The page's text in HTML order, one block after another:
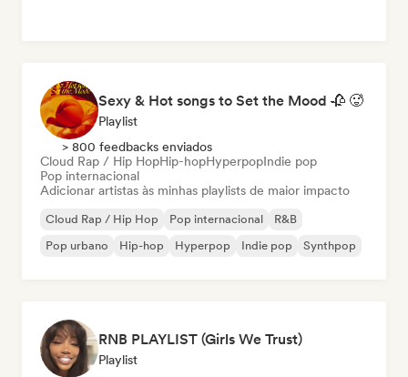
Sexy & Hot songs to Set the Mood 🥀 🥵
Playlist
> 800 feedbacks enviados
Cloud Rap / Hip HopHip-hopHyperpopIndie pop
Pop internacional
Adicionar artistas às minhas playlists de maior impacto
Cloud Rap / Hip Hop Pop internacional
R&B
Pop urbano
Hip-hop Hyperpop Indie pop Synthpop
RNB PLAYLIST (Girls We Trust)
Playlist